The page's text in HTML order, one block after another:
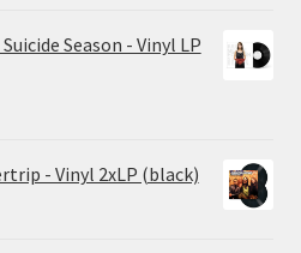
Season - Vinyl LP
- Vinyl 2xLP (black)